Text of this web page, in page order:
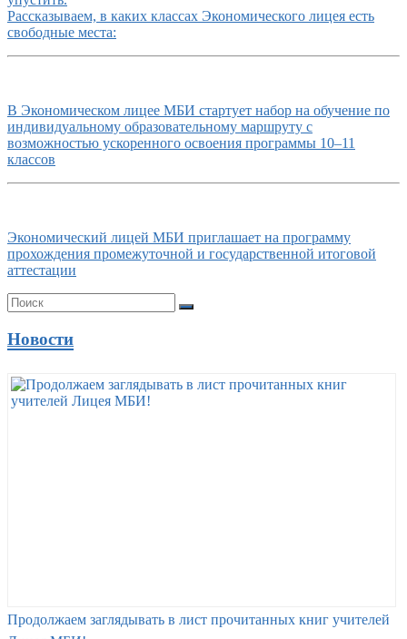
Рассказываем, в каких классах Экономического лицея есть
свободные места:
В Экономическом лицее МБИ стартует набор на обучение по
индивидуальному образовательному маршруту с
возможностью ускоренного освоения программы 10–11
классов
Экономический лицей МБИ приглашает на программу
прохождения промежуточной и государственной итоговой
аттестации
Новости
Продолжаем заглядывать в лист прочитанных книг учителей